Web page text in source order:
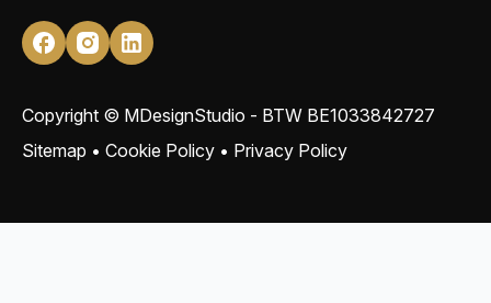
Copyright © MDesignStudio - BTW BE1033842727
Sitemap • Cookie Policy • Privacy Policy